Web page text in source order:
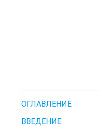
ОГЛАВЛЕНИЕ
ВВЕДЕНИЕ